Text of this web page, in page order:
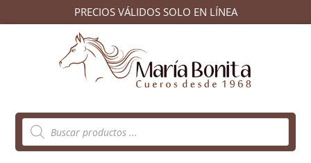
PRECIOS VÁLIDOS SOLO EN LÍNEA
Búsqueda
de
productos